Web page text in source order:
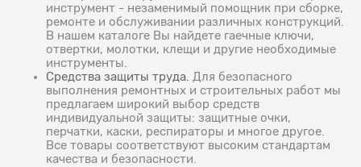
инструмент - незаменимый помощник при сборке,
ремонте и обслуживании различных конструкций.
В нашем каталоге Вы найдете гаечные ключи,
отвертки, молотки, клещи и другие необходимые
инструменты.
Средства защиты труда. Для безопасного
выполнения ремонтных и строительных работ мы
предлагаем широкий выбор средств
индивидуальной защиты: защитные очки,
перчатки, каски, респираторы и многое другое.
Все товары соответствуют высоким стандартам
качества и безопасности.